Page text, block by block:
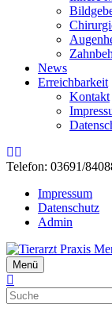
News
Erreichbarkeit
Kontakt
RssEmail
Telefon: 03691/
Impressum
Datenschutz
Admin
Menü